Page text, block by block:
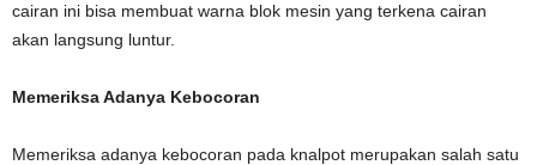
cairan ini bisa membuat warna blok mesin yang terkena cairan
akan langsung luntur.
Memeriksa Adanya Kebocoran
Memeriksa adanya kebocoran pada knalpot merupakan salah satu